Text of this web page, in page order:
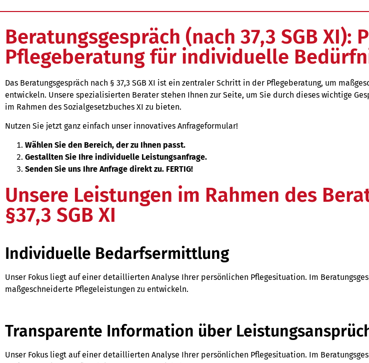
Beratungsgespräch (nach 37,3 SGB XI):
Pflegeberatung für individuelle
Das Beratungsgespräch nach § 37,3 SGB XI ist ein zentraler Schritt in der Pflegeberatung, um
entwickeln. Unsere spezialisierten Berater stehen Ihnen zur Seite, um Sie durch dieses wichtige
im Rahmen des Sozialgesetzbuches XI zu bieten.
Nutzen Sie jetzt ganz einfach unser innovatives Anfrageformular!
Wählen Sie den Bereich, der zu Ihnen passt.
Gestallten Sie Ihre individuelle Leistungsanfrage.
Senden Sie uns Ihre Anfrage direkt zu. FERTIG!
Unsere Leistungen im Rahmen des
§37,3 SGB XI
Individuelle Bedarfsermittlung
Unser Fokus liegt auf einer detaillierten Analyse Ihrer persönlichen Pflegesituation. Im
maßgeschneiderte Pflegeleistungen zu entwickeln.
Transparente Information über
Unser Fokus liegt auf einer detaillierten Analyse Ihrer persönlichen Pflegesituation. Im